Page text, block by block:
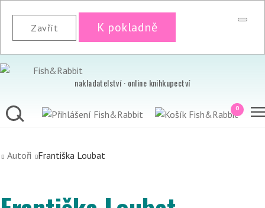
Zavřít K pokladně
nakladatelství · online knihkupectví
0
Autoři Františka Loubat